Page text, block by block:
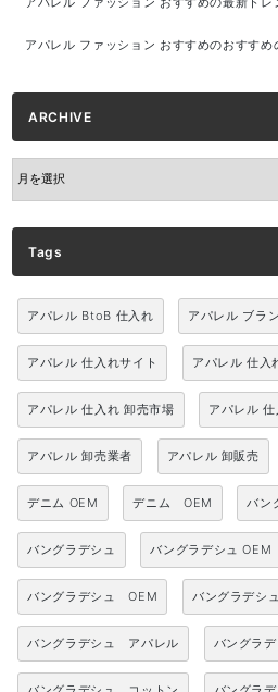
アパレル ファッション おすすめの最新ト
アパレル ファッション おすすめのおすすめ
ARCHIVE
ARCHIVE
Tags
アパレル BtoB 仕入れ アパレル ブラ
アパレル 仕入れサイト アパレル 仕入
アパレル 仕入れ 卸売市場 アパレル
アパレル 卸売業者 アパレル 卸販売
デニム OEM デニム OEM バン
バングラデシュ バングラデシュ OEM
バングラデシュ OEM バングラデシ
バングラデシュ アパレル バングラ